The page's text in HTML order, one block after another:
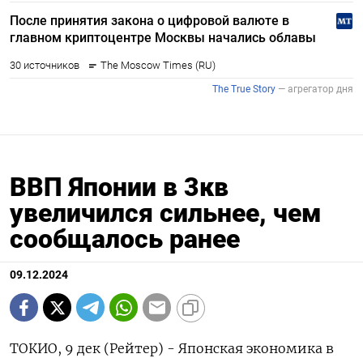
ВВП Японии в 3кв
увеличился сильнее, чем
сообщалось ранее
09.12.2024
ТОКИО, 9 дек (Рейтер) - Японская экономика в